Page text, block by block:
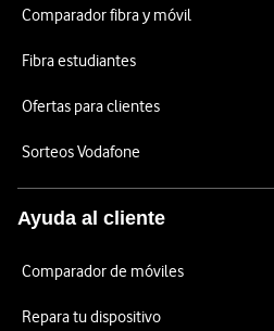
Comparador fibra y móvil
Fibra estudiantes
Ofertas para clientes
Sorteos Vodafone
Ayuda al cliente
Comparador de móviles
Repara tu dispositivo